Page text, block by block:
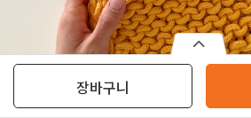
장바구니